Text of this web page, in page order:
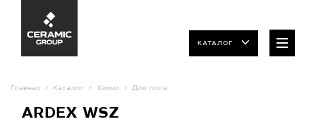
КАТАЛОГ
Главная Каталог Химия Для пола
ARDEX WSZ